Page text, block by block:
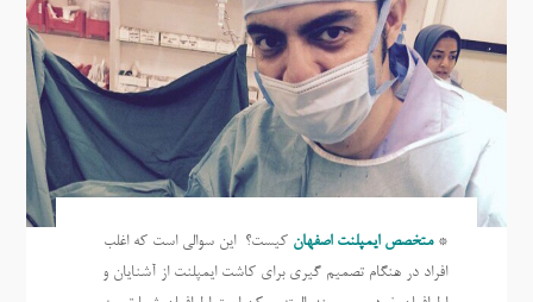
* متخصص ایمپلنت اصفهان کیست؟ این سوالی است که اغلب
افراد در هنگام تصمیم گیری برای کاشت ایمپلنت از آشنایان و